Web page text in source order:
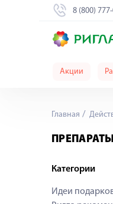
8 (800)
Акции
Главная
Категории
Идеи